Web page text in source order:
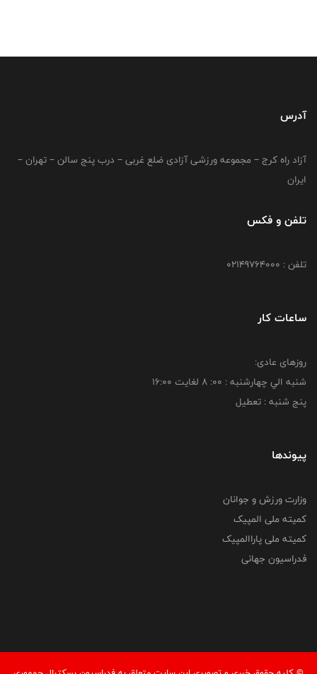
آدرس
آزاد راه کرج – مجموعه ورزشی آزادی ضلع غربی – درب پنج سالن – تهران –
ایران
تلفن و فکس
تلفن : 02149764000
ساعات کار
روزهای عادی:
شنبه الي چهارشنبه : 00: 8 لغايت 16:00
پنج شنبه : تعطیل
پیوندها
وزارت ورزش و جوانان
کمیته ملی المپیک
کمیته ملی پاراالمپیک
فدراسیون جهانی